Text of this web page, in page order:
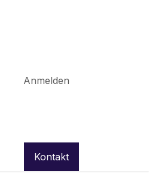
Anmelden
Kontakt